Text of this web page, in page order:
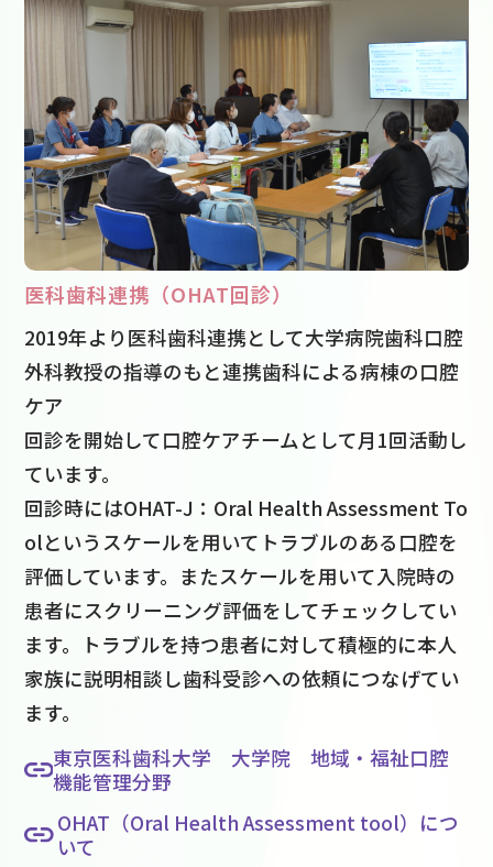
医科歯科連携（OHAT回診）
2019年より医科歯科連携として大学病院歯科口腔
外科教授の指導のもと連携歯科による病棟の口腔
ケア
回診を開始して口腔ケアチームとして月1回活動し
ています。
回診時にはOHAT-J：Oral Health Assessment To
olというスケールを用いてトラブルのある口腔を
評価しています。またスケールを用いて入院時の
患者にスクリーニング評価をしてチェックしてい
ます。トラブルを持つ患者に対して積極的に本人
家族に説明相談し歯科受診への依頼につなげてい
ます。
東京医科歯科大学 大学院 地域・福祉口腔
機能管理分野
OHAT（Oral Health Assessment tool）につ
いて